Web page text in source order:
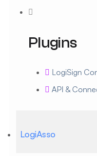
Plugins
LogiSign
API &
LogiAsso